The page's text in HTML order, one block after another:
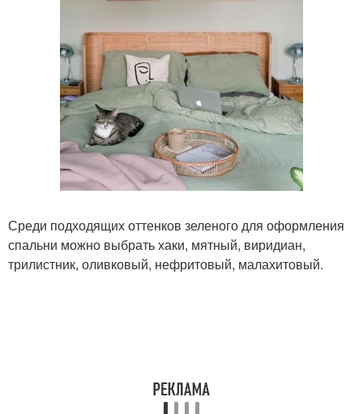
Среди подходящих оттенков зеленого для оформления
спальни можно выбрать хаки, мятный, виридиан,
трилистник, оливковый, нефритовый, малахитовый.